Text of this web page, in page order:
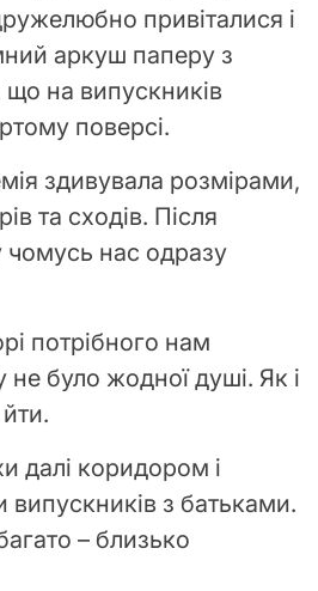
привіталися і
аркуш паперу з
на випускників
поверсі.
здивувала розмірами,
та сходів. Після
нас одразу
потрібного нам
не було жодної душі. Як і
далі коридором і
випускників з батьками.
– близько